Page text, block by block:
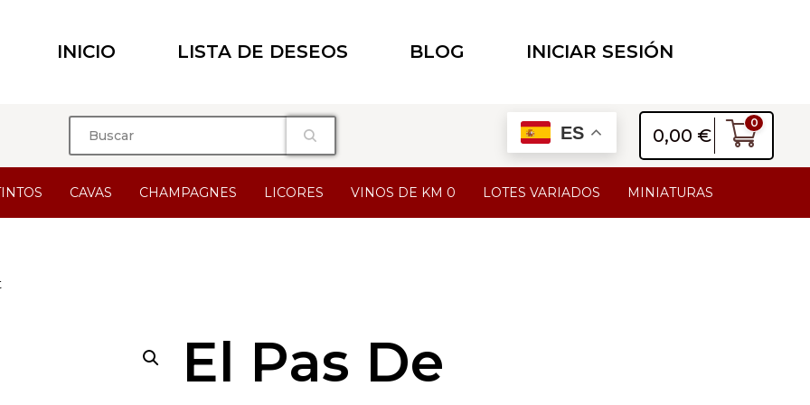
INICIO LISTA DE DESEOS BLOG INICIAR SESIÓN
ES 0,00 €
0
CAVAS CHAMPAGNES LICORES VINOS DE KM 0 LOTES VARIADOS MINIATURAS
El Pas De